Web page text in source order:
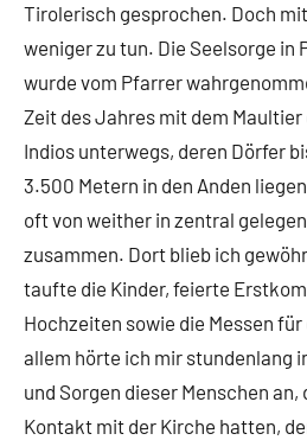
Tirolerisch gesprochen. Doch
weniger zu tun. Die Seelsorge in
wurde vom Pfarrer
Zeit des Jahres mit dem Maultier
Indios unterwegs, deren Dörfer
3.500 Metern in den Anden
oft von weither in zentral
zusammen. Dort blieb ich
taufte die Kinder, feierte
Hochzeiten sowie die Messen
allem hörte ich mir stundenlang
und Sorgen dieser Menschen an,
Kontakt mit der Kirche hatten,